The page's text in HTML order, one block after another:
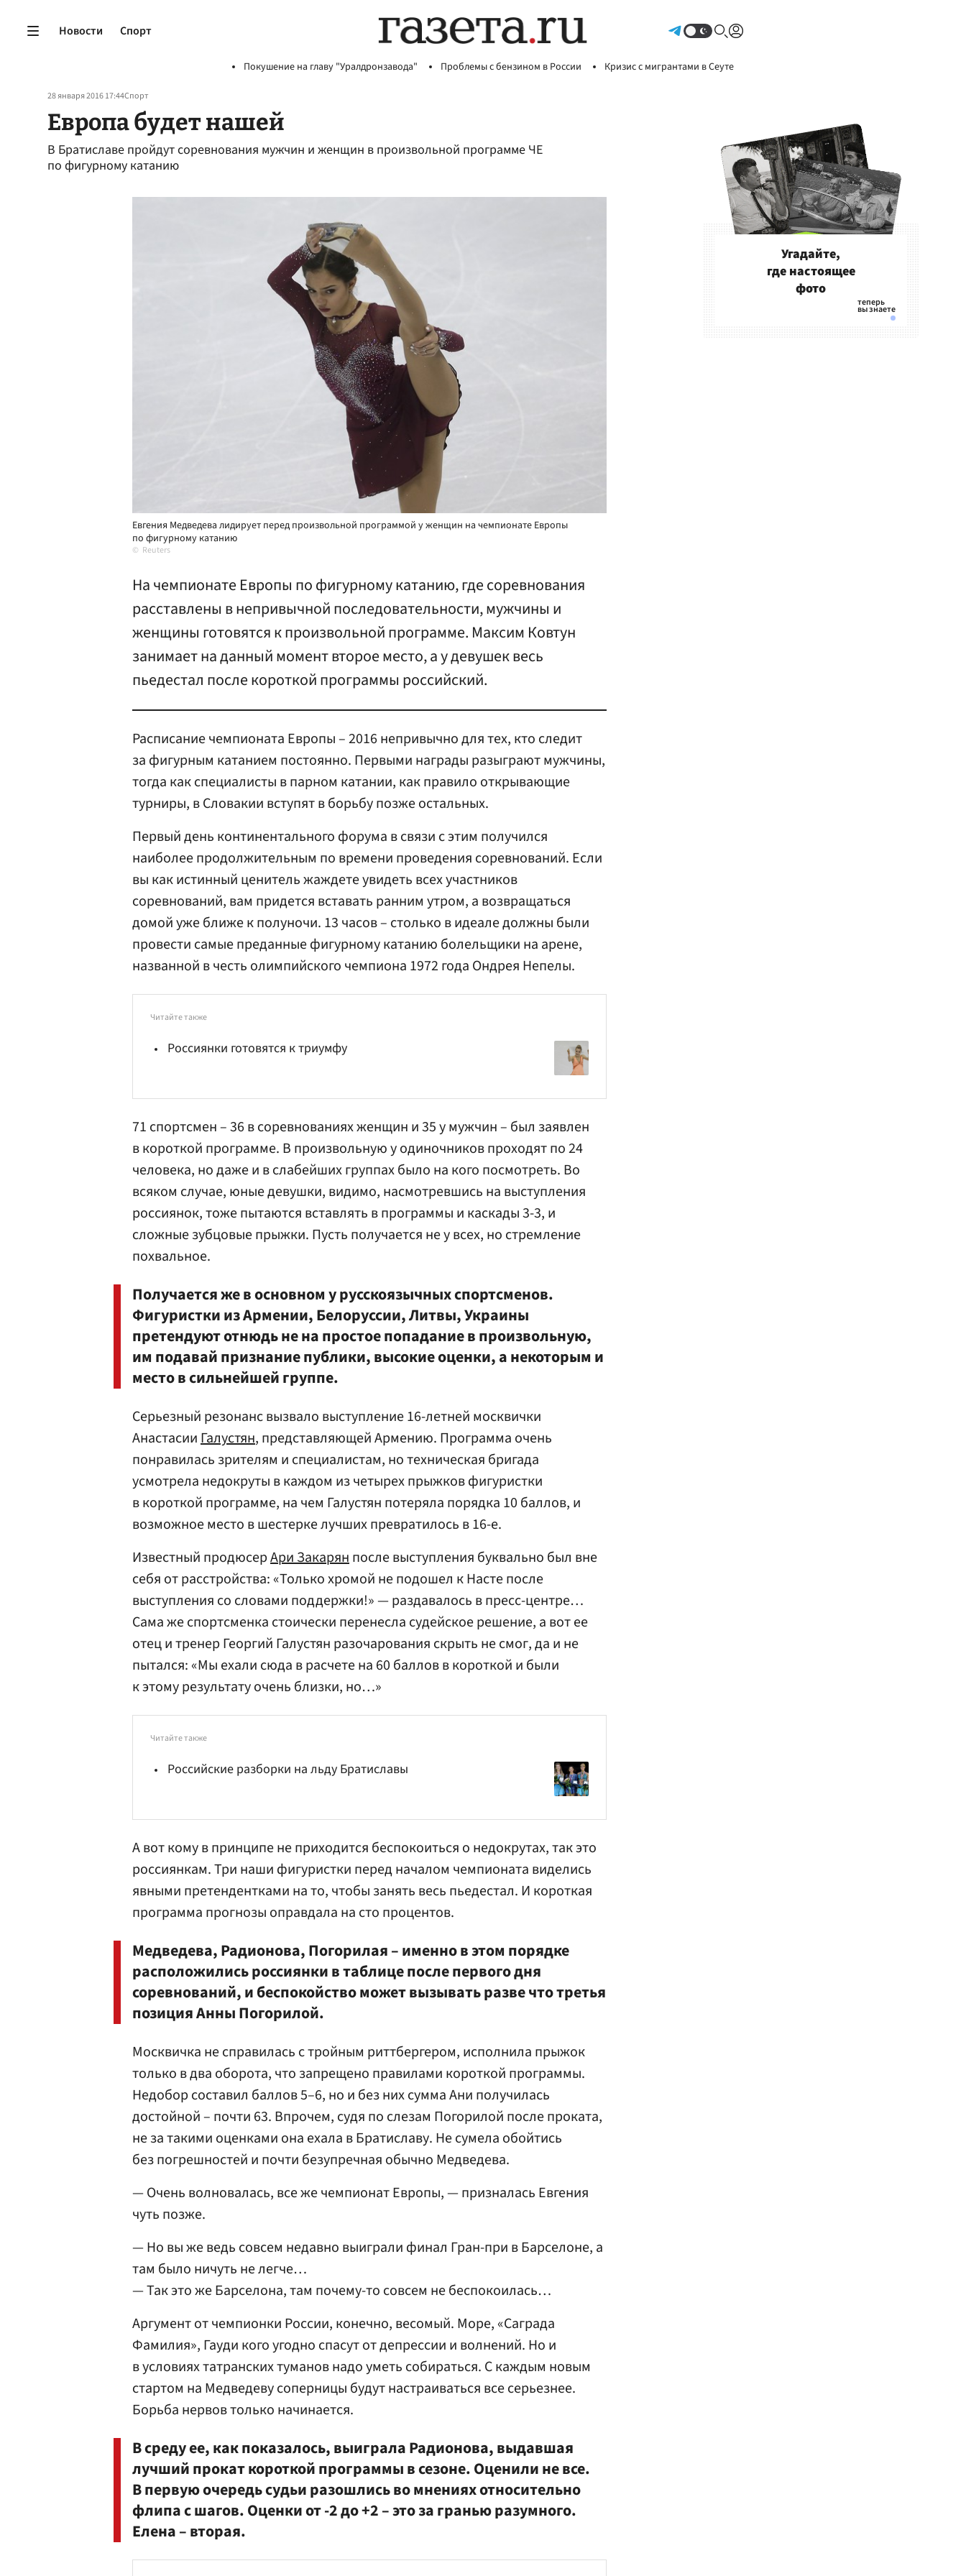
Новости Спорт
Покушение на главу "Уралдронзавода" Проблемы с бензином в России Кризис с мигрантами в Сеуте
28 января 2016 17:44Спорт
Европа будет нашей
В Братиславе пройдут соревнования мужчин и женщин в произвольной программе ЧЕ
по фигурному катанию
Евгения Медведева лидирует перед произвольной программой у женщин на чемпионате Европы
по фигурному катанию
Reuters
На чемпионате Европы по фигурному катанию, где соревнования
расставлены в непривычной последовательности, мужчины и
женщины готовятся к произвольной программе. Максим Ковтун
занимает на данный момент второе место, а у девушек весь
пьедестал после короткой программы российский.
Расписание чемпионата Европы – 2016 непривычно для тех, кто следит
за фигурным катанием постоянно. Первыми награды разыграют мужчины,
тогда как специалисты в парном катании, как правило открывающие
турниры, в Словакии вступят в борьбу позже остальных.
Первый день континентального форума в связи с этим получился
наиболее продолжительным по времени проведения соревнований. Если
вы как истинный ценитель жаждете увидеть всех участников
соревнований, вам придется вставать ранним утром, а возвращаться
домой уже ближе к полуночи. 13 часов – столько в идеале должны были
провести самые преданные фигурному катанию болельщики на арене,
названной в честь олимпийского чемпиона 1972 года Ондрея Непелы.
Читайте также
Россиянки готовятся к триумфу
71 спортсмен – 36 в соревнованиях женщин и 35 у мужчин – был заявлен
в короткой программе. В произвольную у одиночников проходят по 24
человека, но даже и в слабейших группах было на кого посмотреть. Во
всяком случае, юные девушки, видимо, насмотревшись на выступления
россиянок, тоже пытаются вставлять в программы и каскады 3-3, и
сложные зубцовые прыжки. Пусть получается не у всех, но стремление
похвальное.
Получается же в основном у русскоязычных спортсменов.
Фигуристки из Армении, Белоруссии, Литвы, Украины
претендуют отнюдь не на простое попадание в произвольную,
им подавай признание публики, высокие оценки, а некоторым и
место в сильнейшей группе.
Серьезный резонанс вызвало выступление 16-летней москвички
АнастасииГалустян, представляющей Армению. Программа очень
понравилась зрителям и специалистам, но техническая бригада
усмотрела недокруты в каждом из четырех прыжков фигуристки
в короткой программе, на чем Галустян потеряла порядка 10 баллов, и
возможное место в шестерке лучших превратилось в 16-е.
Известный продюсерАри Закарянпосле выступления буквально был вне
себя от расстройства: «Только хромой не подошел к Насте после
выступления со словами поддержки!» — раздавалось в пресс-центре…
Сама же спортсменка стоически перенесла судейское решение, а вот ее
отец и тренер Георгий Галустян разочарования скрыть не смог, да и не
пытался: «Мы ехали сюда в расчете на 60 баллов в короткой и были
к этому результату очень близки, но…»
Читайте также
Российские разборки на льду Братиславы
А вот кому в принципе не приходится беспокоиться о недокрутах, так это
россиянкам. Три наши фигуристки перед началом чемпионата виделись
явными претендентками на то, чтобы занять весь пьедестал. И короткая
программа прогнозы оправдала на сто процентов.
Медведева, Радионова, Погорилая – именно в этом порядке
расположились россиянки в таблице после первого дня
соревнований, и беспокойство может вызывать разве что третья
позиция Анны Погорилой.
Москвичка не справилась с тройным риттбергером, исполнила прыжок
только в два оборота, что запрещено правилами короткой программы.
Недобор составил баллов 5–6, но и без них сумма Ани получилась
достойной – почти 63. Впрочем, судя по слезам Погорилой после проката,
не за такими оценками она ехала в Братиславу. Не сумела обойтись
без погрешностей и почти безупречная обычно Медведева.
— Очень волновалась, все же чемпионат Европы, — призналась Евгения
чуть позже.
— Но вы же ведь совсем недавно выиграли финал Гран-при в Барселоне, а
там было ничуть не легче…
— Так это же Барселона, там почему-то совсем не беспокоилась…
Аргумент от чемпионки России, конечно, весомый. Море, «Саграда
Фамилия», Гауди кого угодно спасут от депрессии и волнений. Но и
в условиях татранских туманов надо уметь собираться. С каждым новым
стартом на Медведеву соперницы будут настраиваться все серьезнее.
Борьба нервов только начинается.
В среду ее, как показалось, выиграла Радионова, выдавшая
лучший прокат короткой программы в сезоне. Оценили не все.
В первую очередь судьи разошлись во мнениях относительно
флипа с шагов. Оценки от -2 до +2 – это за гранью разумного.
Елена – вторая.
Угадайте,
где настоящее
фото